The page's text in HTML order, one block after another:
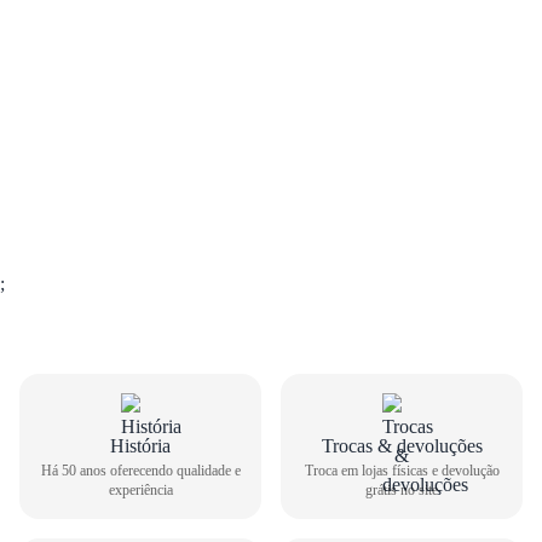
GUIA DE TAMANHOS
;
História
Há 50 anos oferecendo qualidade e
experiência
Trocas & devoluções
Troca em lojas físicas e devolução
grátis no site